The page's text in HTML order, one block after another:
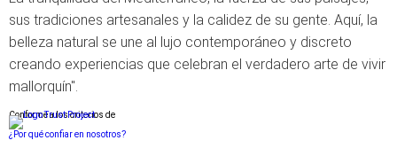
sus tradiciones artesanales y la calidez de su gente. Aquí, la
belleza natural se une al lujo contemporáneo y discreto
creando experiencias que celebran el verdadero arte de vivir
mallorquín".
Conforme a los criterios de
¿Por qué confiar en nosotros?